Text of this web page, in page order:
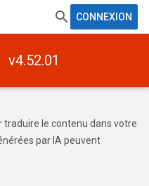
CONNEXION
v4.52.01
traduire le contenu dans votre
par IA peuvent